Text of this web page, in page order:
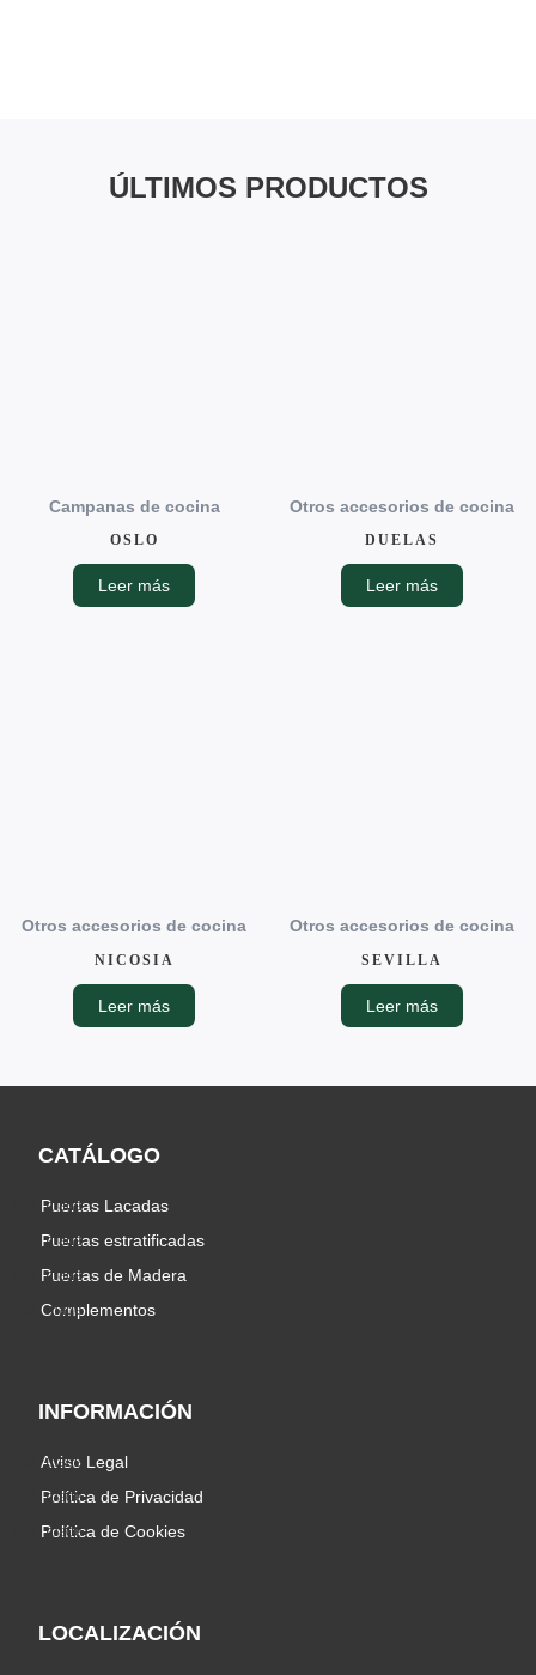
ÚLTIMOS PRODUCTOS
Campanas de cocina
OSLO
Leer más
Otros accesorios de cocina
DUELAS
Leer más
Otros accesorios de cocina
NICOSIA
Leer más
Otros accesorios de cocina
SEVILLA
Leer más
CATÁLOGO
Puertas Lacadas
Puertas estratificadas
Puertas de Madera
Complementos
INFORMACIÓN
Aviso Legal
Política de Privacidad
Política de Cookies
LOCALIZACIÓN